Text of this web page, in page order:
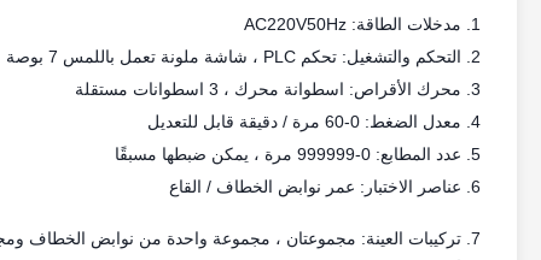
1. مدخلات الطاقة: AC220V50Hz
2. التحكم والتشغيل: تحكم PLC ، شاشة ملونة تعمل باللمس 7 بوصة
3. محرك الأقراص: اسطوانة محرك ، 3 اسطوانات مستقلة
4. معدل الضغط: 0-60 مرة / دقيقة قابل للتعديل
5. عدد المطابع: 0-999999 مرة ، يمكن ضبطها مسبقًا
6. عناصر الاختبار: عمر نوابض الخطاف / القاع
7. تركيبات العينة: مجموعتان ، مجموعة واحدة من نوابض الخطاف ومجموعة واحدة من مفتاح الحياة ، مستقلة